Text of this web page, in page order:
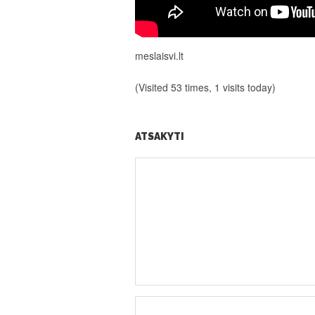
meslaisvi.lt
(Visited 53 times, 1 visits today)
ATSAKYTI